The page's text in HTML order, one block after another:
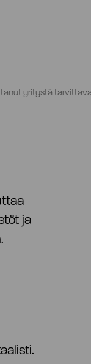
yritystä
ja